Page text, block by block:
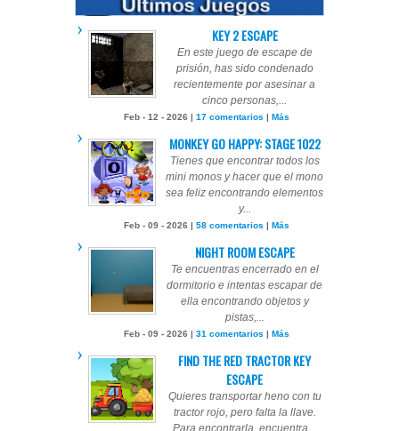
KEY 2 ESCAPE
En este juego de escape de
prisión, has sido condenado
recientemente por asesinar a
cinco personas,...
Feb - 12 - 2026 | 17 comentarios | Más
MONKEY GO HAPPY: STAGE 1022
Tienes que encontrar todos los
mini monos y hacer que el mono
sea feliz encontrando elementos
y...
Feb - 09 - 2026 | 58 comentarios | Más
NIGHT ROOM ESCAPE
Te encuentras encerrado en el
dormitorio e intentas escapar de
ella encontrando objetos y
pistas,...
Feb - 09 - 2026 | 31 comentarios | Más
FIND THE RED TRACTOR KEY
ESCAPE
Quieres transportar heno con tu
tractor rojo, pero falta la llave.